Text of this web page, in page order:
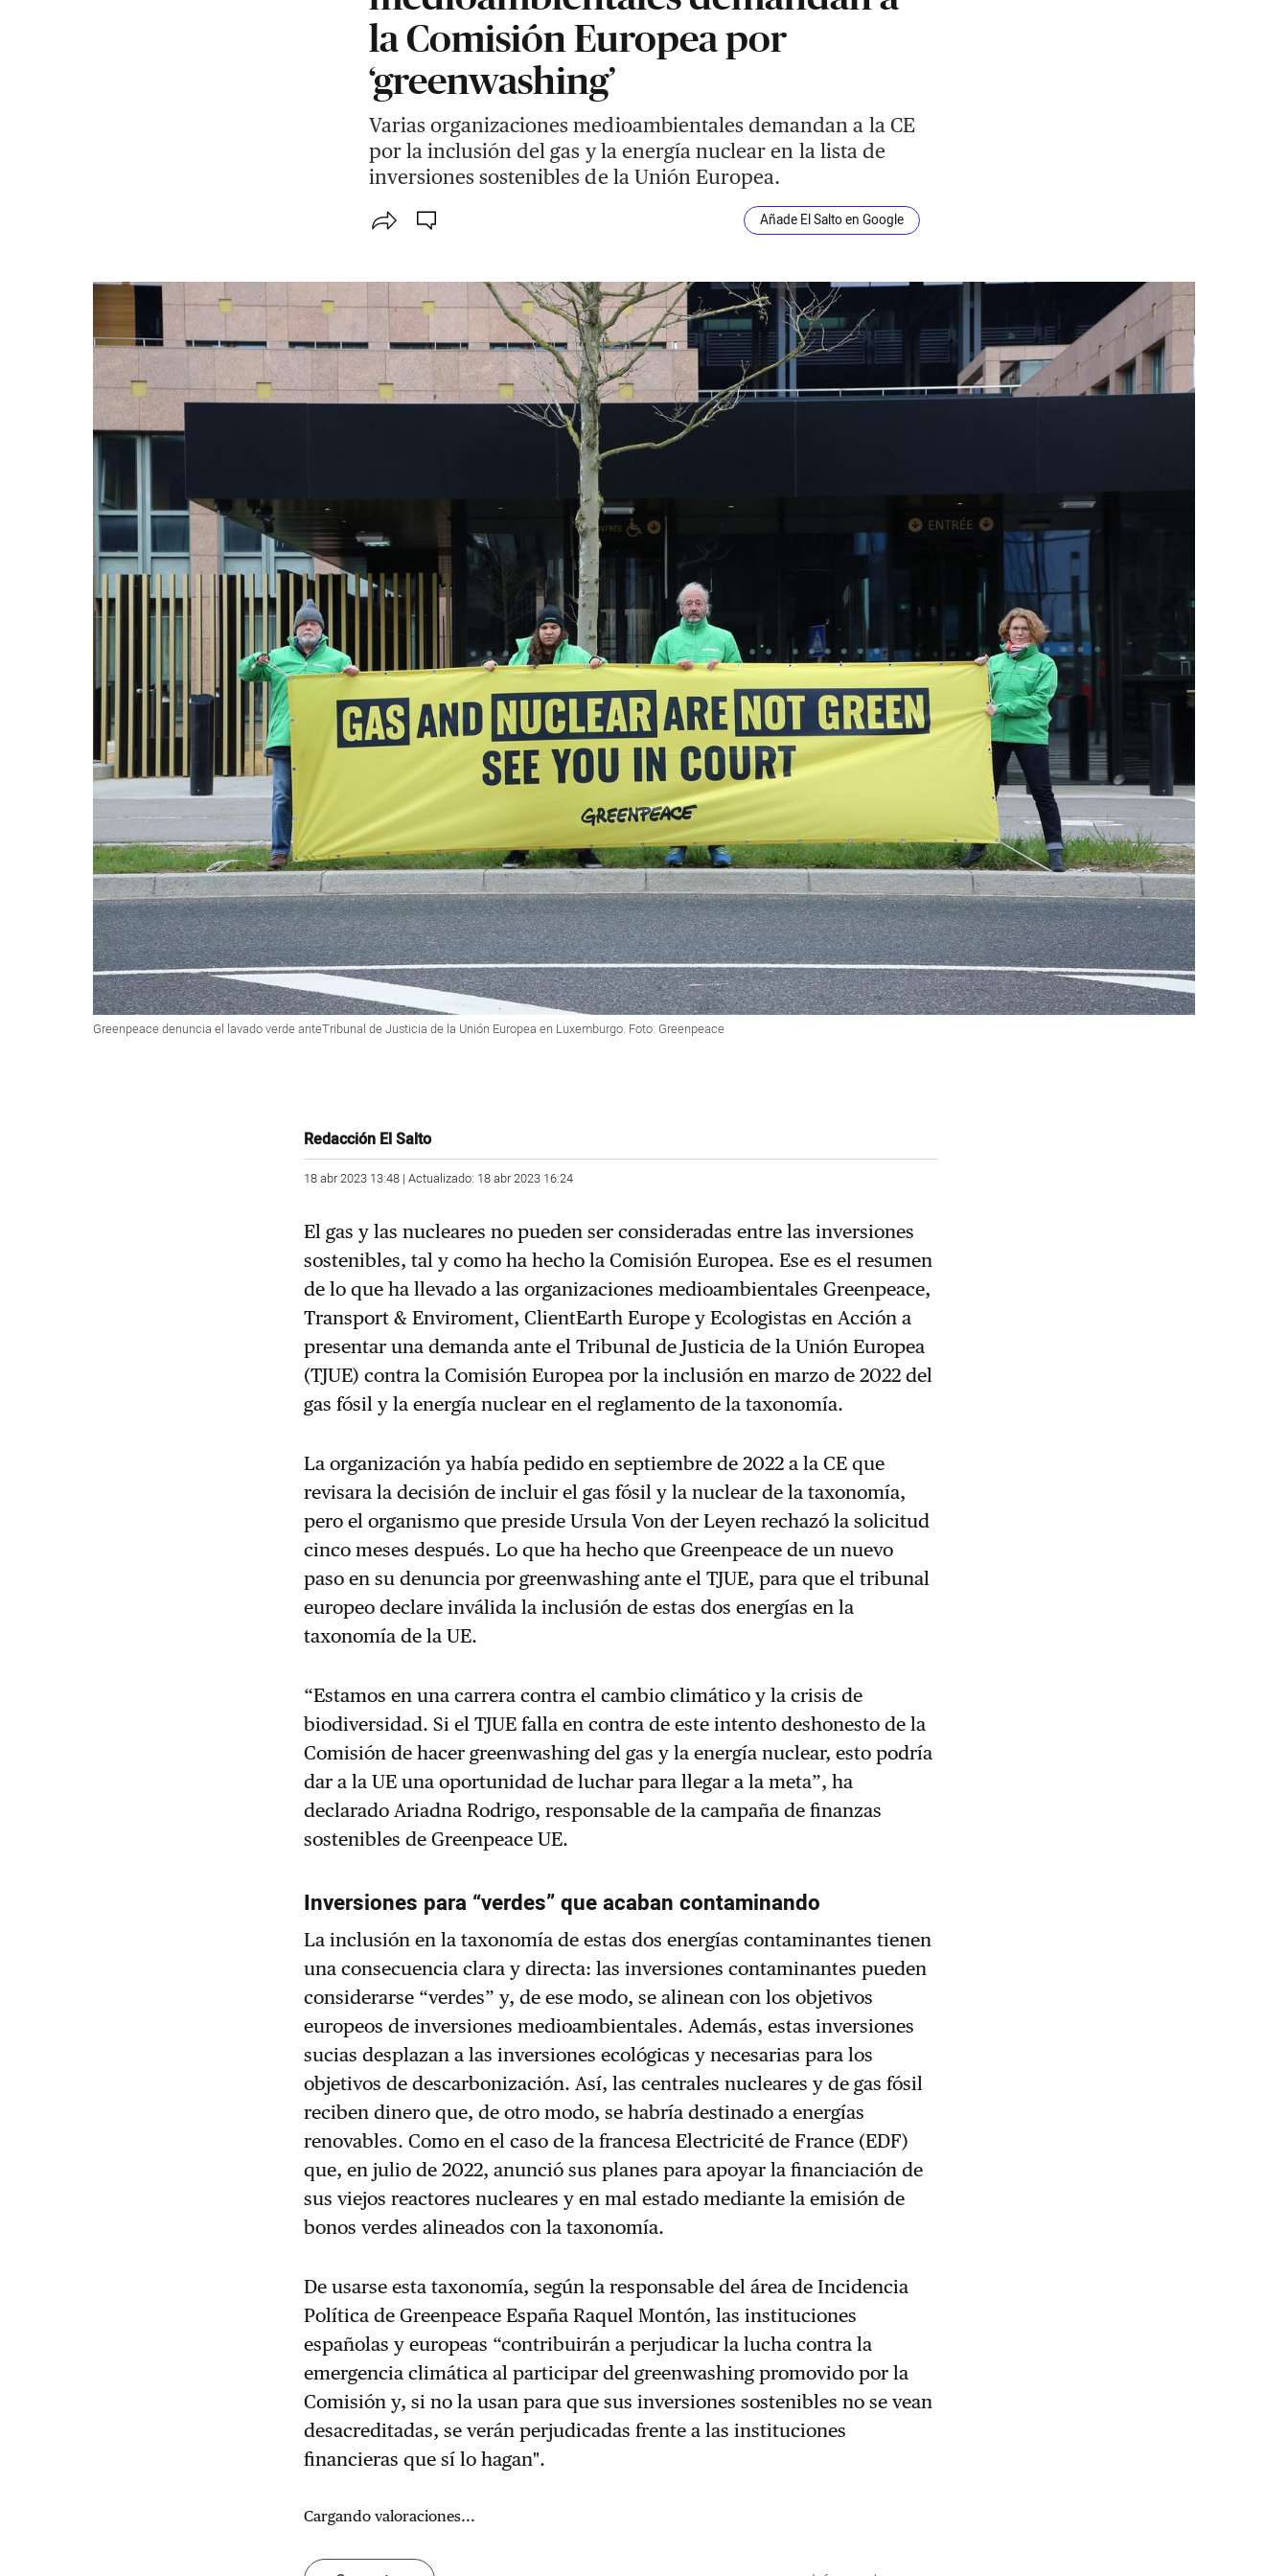
la Comisión Europea por
‘greenwashing’
Varias organizaciones medioambientales demandan a la CE
por la inclusión del gas y la energía nuclear en la lista de
inversiones sostenibles de la Unión Europea.
Añade El Salto en Google
Greenpeace denuncia el lavado verde anteTribunal de Justicia de la Unión Europea en Luxemburgo. Foto: Greenpeace
Redacción El Salto
18 abr 2023 13:48 | Actualizado: 18 abr 2023 16:24
El gas y las nucleares no pueden ser consideradas entre las inversiones
sostenibles, tal y como ha hecho la Comisión Europea. Ese es el resumen
de lo que ha llevado a las organizaciones medioambientales Greenpeace,
Transport & Enviroment, ClientEarth Europe y Ecologistas en Acción a
presentar una demanda ante el Tribunal de Justicia de la Unión Europea
(TJUE) contra la Comisión Europea por la inclusión en marzo de 2022 del
gas fósil y la energía nuclear en el reglamento de la taxonomía.
La organización ya había pedido en septiembre de 2022 a la CE que
revisara la decisión de incluir el gas fósil y la nuclear de la taxonomía,
pero el organismo que preside Ursula Von der Leyen rechazó la solicitud
cinco meses después. Lo que ha hecho que Greenpeace de un nuevo
paso en su denuncia por greenwashing ante el TJUE, para que el tribunal
europeo declare inválida la inclusión de estas dos energías en la
taxonomía de la UE.
“Estamos en una carrera contra el cambio climático y la crisis de
biodiversidad. Si el TJUE falla en contra de este intento deshonesto de la
Comisión de hacer greenwashing del gas y la energía nuclear, esto podría
dar a la UE una oportunidad de luchar para llegar a la meta”, ha
declarado Ariadna Rodrigo, responsable de la campaña de finanzas
sostenibles de Greenpeace UE.
Inversiones para “verdes” que acaban contaminando
La inclusión en la taxonomía de estas dos energías contaminantes tienen
una consecuencia clara y directa: las inversiones contaminantes pueden
considerarse “verdes” y, de ese modo, se alinean con los objetivos
europeos de inversiones medioambientales. Además, estas inversiones
sucias desplazan a las inversiones ecológicas y necesarias para los
objetivos de descarbonización. Así, las centrales nucleares y de gas fósil
reciben dinero que, de otro modo, se habría destinado a energías
renovables. Como en el caso de la francesa Electricité de France (EDF)
que, en julio de 2022, anunció sus planes para apoyar la financiación de
sus viejos reactores nucleares y en mal estado mediante la emisión de
bonos verdes alineados con la taxonomía.
De usarse esta taxonomía, según la responsable del área de Incidencia
Política de Greenpeace España Raquel Montón, las instituciones
españolas y europeas “contribuirán a perjudicar la lucha contra la
emergencia climática al participar del greenwashing promovido por la
Comisión y, si no la usan para que sus inversiones sostenibles no se vean
desacreditadas, se verán perjudicadas frente a las instituciones
financieras que sí lo hagan".
Cargando valoraciones...